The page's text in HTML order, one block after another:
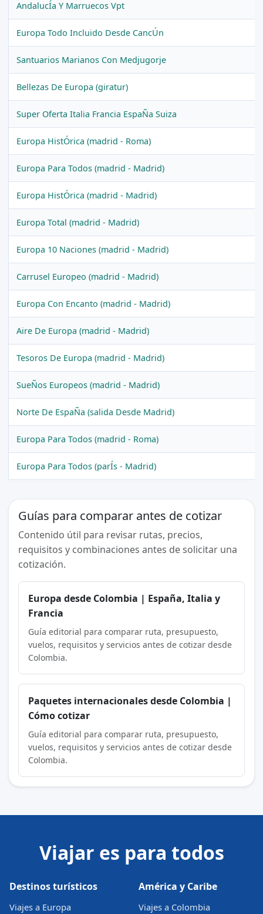
AndalucÍa Y Marruecos Vpt
Europa Todo Incluido Desde CancÚn
Santuarios Marianos Con Medjugorje
Bellezas De Europa (giratur)
Super Oferta Italia Francia EspaÑa Suiza
Europa HistÓrica (madrid - Roma)
Europa Para Todos (madrid - Madrid)
Europa HistÓrica (madrid - Madrid)
Europa Total (madrid - Madrid)
Europa 10 Naciones (madrid - Madrid)
Carrusel Europeo (madrid - Madrid)
Europa Con Encanto (madrid - Madrid)
Aire De Europa (madrid - Madrid)
Tesoros De Europa (madrid - Madrid)
SueÑos Europeos (madrid - Madrid)
Norte De EspaÑa (salida Desde Madrid)
Europa Para Todos (madrid - Roma)
Europa Para Todos (parÍs - Madrid)
Guías para comparar antes de cotizar
Contenido útil para revisar rutas, precios,
requisitos y combinaciones antes de solicitar una
cotización.
Europa desde Colombia | España, Italia y
Francia
Guía editorial para comparar ruta, presupuesto,
vuelos, requisitos y servicios antes de cotizar desde
Colombia.
Paquetes internacionales desde Colombia |
Cómo cotizar
Guía editorial para comparar ruta, presupuesto,
vuelos, requisitos y servicios antes de cotizar desde
Colombia.
Viajar es para todos
Destinos turísticos
Viajes a Europa
América y Caribe
Viajes a Colombia